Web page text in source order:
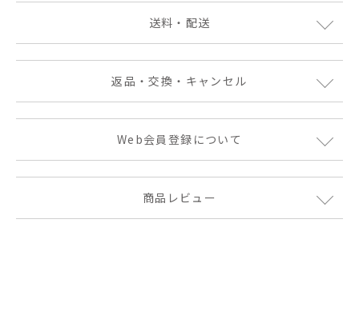
送料・配送
返品・交換・キャンセル
Web会員登録について
商品レビュー